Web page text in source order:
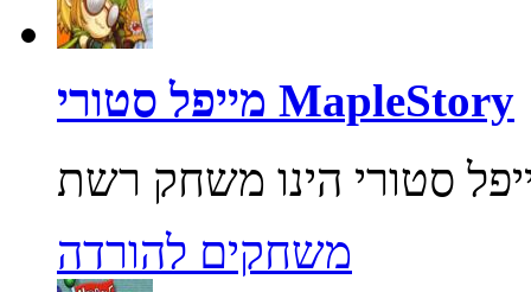
מייפל סטורי MapleStory
משחקים להורדה